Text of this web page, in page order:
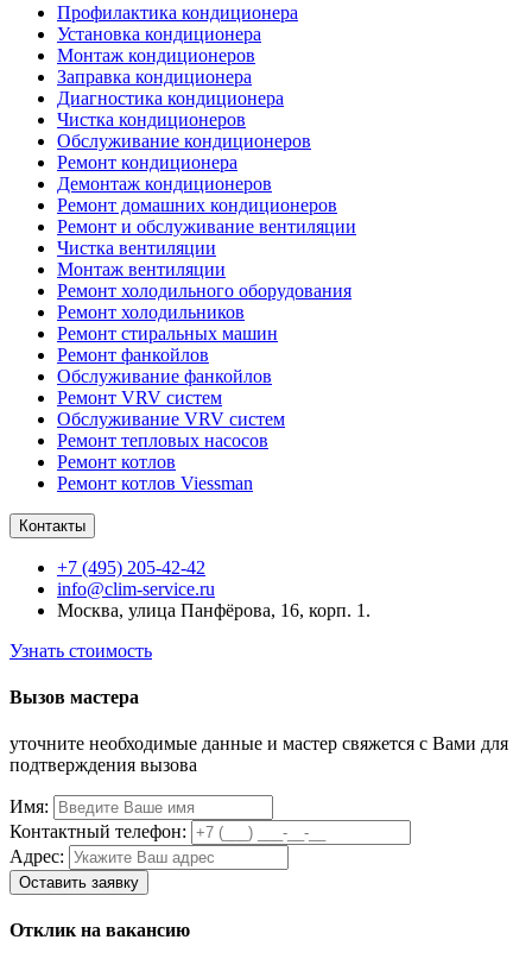
Профилактика кондиционера
Установка кондиционера
Монтаж кондиционеров
Заправка кондиционера
Диагностика кондиционера
Чистка кондиционеров
Обслуживание кондиционеров
Ремонт кондиционера
Демонтаж кондиционеров
Ремонт домашних кондиционеров
Ремонт и обслуживание вентиляции
Чистка вентиляции
Монтаж вентиляции
Ремонт холодильного оборудования
Ремонт холодильников
Ремонт стиральных машин
Ремонт фанкойлов
Обслуживание фанкойлов
Ремонт VRV систем
Обслуживание VRV систем
Ремонт тепловых насосов
Ремонт котлов
Ремонт котлов Viessman
Контакты
+7 (495) 205-42-42
info@clim-service.ru
Москва, улица Панфёрова, 16, корп. 1.
Узнать стоимость
Вызов мастера
уточните необходимые данные и мастер свяжется с Вами для
подтверждения вызова
Имя:
Контактный телефон:
Адрес:
Отклик на вакансию